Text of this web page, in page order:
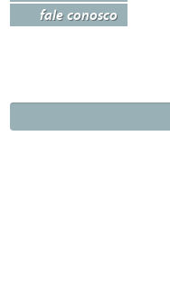
fale conosco